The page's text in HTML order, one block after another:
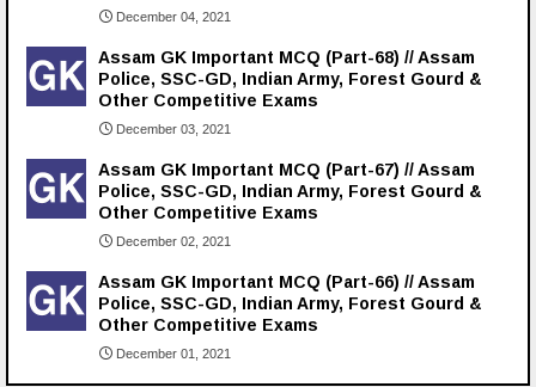
December 04, 2021
Assam GK Important MCQ (Part-68) // Assam
Police, SSC-GD, Indian Army, Forest Gourd &
Other Competitive Exams
December 03, 2021
Assam GK Important MCQ (Part-67) // Assam
Police, SSC-GD, Indian Army, Forest Gourd &
Other Competitive Exams
December 02, 2021
Assam GK Important MCQ (Part-66) // Assam
Police, SSC-GD, Indian Army, Forest Gourd &
Other Competitive Exams
December 01, 2021